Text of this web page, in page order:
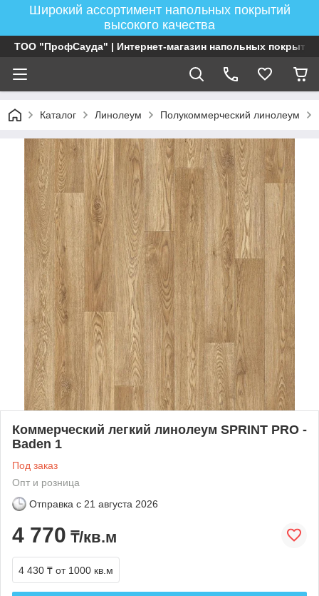
Широкий ассортимент напольных покрытий
высокого качества
ТОО "ПрофСауда" | Интернет-магазин напольных покрытий
Каталог Линолеум Полукоммерческий линолеум
Коммерческий легкий линолеум SPRINT PRO -
Baden 1
Под заказ
Опт и розница
Отправка с 21 августа 2026
4 770 ₸/кв.м
4 430 ₸ от 1000 кв.м